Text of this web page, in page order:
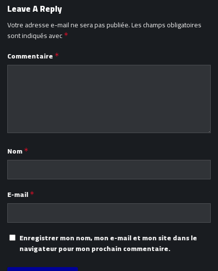
Leave A Reply
Votre adresse e-mail ne sera pas publiée.Les champs obligatoires
sont indiqués avec *
Commentaire *
Nom *
E-mail *
Enregistrer mon nom, mon e-mail et mon site dans le
navigateur pour mon prochain commentaire.